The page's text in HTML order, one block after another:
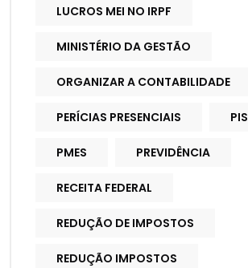
LUCROS MEI NO IRPF
MINISTÉRIO DA GESTÃO
ORGANIZAR A CONTABILIDADE
PERÍCIAS PRESENCIAIS PIS
PMES PREVIDÊNCIA
RECEITA FEDERAL
REDUÇÃO DE IMPOSTOS
REDUÇÃO IMPOSTOS